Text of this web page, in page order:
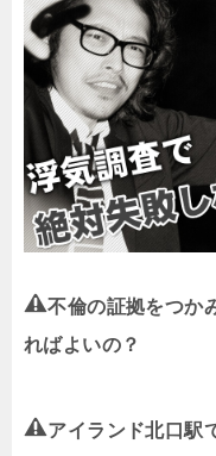
不倫の証拠をつか
ればよいの？
アイランド北口駅